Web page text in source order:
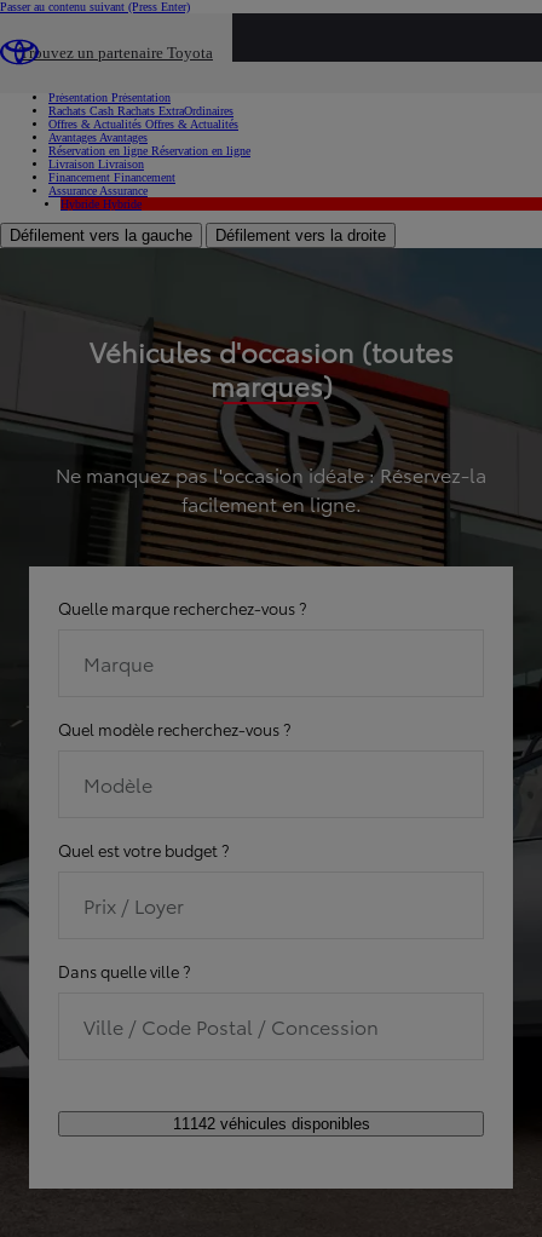
Passer au contenu suivant (Press Enter)
Trouvez un partenaire Toyota
Présentation Présentation
Rachats Cash Rachats ExtraOrdinaires
Offres & Actualités Offres & Actualités
Avantages Avantages
Réservation en ligne Réservation en ligne
Livraison Livraison
Financement Financement
Assurance Assurance
Hybride Hybride
Défilement vers la gauche Défilement vers la droite
Véhicules d'occasion (toutes
marques)
Ne manquez pas l'occasion idéale : Réservez-la
facilement en ligne.
Quelle marque recherchez-vous ?
Marque
Quel modèle recherchez-vous ?
Modèle
Quel est votre budget ?
Prix / Loyer
Dans quelle ville ?
Ville / Code Postal / Concession
11142 véhicules disponibles